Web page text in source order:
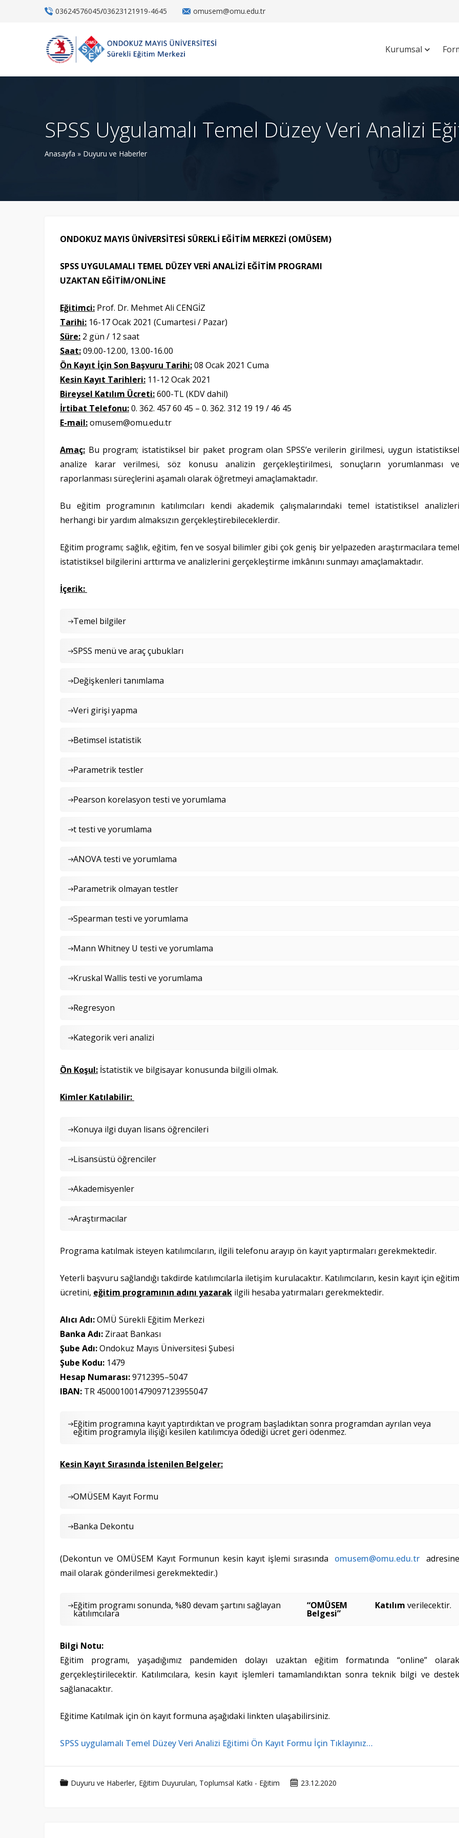
03624576045/03623121919-4645 omusem@omu.edu.tr
Kurumsal
SPSS Uygulamalı Temel Düzey Veri Analizi
Anasayfa » Duyuru ve Haberler
ONDOKUZ MAYIS ÜNİVERSİTESİ SÜREKLİ EĞİTİM MERKEZİ (OMÜSEM)
SPSS UYGULAMALI TEMEL DÜZEY VERİ ANALİZİ EĞİTİM PROGRAMI
UZAKTAN EĞİTİM/ONLİNE
Eğitimci: Prof. Dr. Mehmet Ali CENGİZ
Tarihi: 16-17 Ocak 2021 (Cumartesi / Pazar)
Süre: 2 gün / 12 saat
Saat:09.00-12.00, 13.00-16.00
Ön Kayıt İçin Son Başvuru Tarihi:08 Ocak 2021 Cuma
Kesin Kayıt Tarihleri: 11-12 Ocak 2021
Bireysel Katılım Ücreti:600-TL (KDV dahil)
İrtibat Telefonu:0. 362. 457 60 45 – 0. 362. 312 19 19 / 46 45
E-mail:omusem@omu.edu.tr
Amaç: Bu program; istatistiksel bir paket program olan SPSS’e verilerin girilmesi, uygun istatistiksel
analize karar verilmesi, söz konusu analizin gerçekleştirilmesi, sonuçların yorumlanması ve
raporlanması süreçlerini aşamalı olarak öğretmeyi amaçlamaktadır.
Bu eğitim programının katılımcıları kendi akademik çalışmalarındaki temel istatistiksel analizleri
herhangi bir yardım almaksızın gerçekleştirebileceklerdir.
Eğitim programı; sağlık, eğitim, fen ve sosyal bilimler gibi çok geniş bir yelpazeden araştırmacılara temel
istatistiksel bilgilerini arttırma ve analizlerini gerçekleştirme imkânını sunmayı amaçlamaktadır.
İçerik:
Temel bilgiler
SPSS menü ve araç çubukları
Değişkenleri tanımlama
Veri girişi yapma
Betimsel istatistik
Parametrik testler
Pearson korelasyon testi ve yorumlama
t testi ve yorumlama
ANOVA testi ve yorumlama
Parametrik olmayan testler
Spearman testi ve yorumlama
Mann Whitney U testi ve yorumlama
Kruskal Wallis testi ve yorumlama
Regresyon
Kategorik veri analizi
Ön Koşul: İstatistik ve bilgisayar konusunda bilgili olmak.
Kimler Katılabilir:
Konuya ilgi duyan lisans öğrencileri
Lisansüstü öğrenciler
Akademisyenler
Araştırmacılar
Programa katılmak isteyen katılımcıların, ilgili telefonu arayıp ön kayıt yaptırmaları gerekmektedir.
Yeterli başvuru sağlandığı takdirde katılımcılarla iletişim kurulacaktır. Katılımcıların, kesin kayıt için eğitim
ücretini, eğitim programının adını yazarak ilgili hesaba yatırmaları gerekmektedir.
Alıcı Adı:OMÜ Sürekli Eğitim Merkezi
Banka Adı: Ziraat Bankası
Şube Adı:Ondokuz Mayıs Üniversitesi Şubesi
Şube Kodu: 1479
Hesap Numarası:9712395–5047
IBAN: TR 450001001479097123955047
Eğitim programına kayıt yaptırdıktan ve program başladıktan sonra programdan ayrılan veya
eğitim programıyla ilişiği kesilen katılımcıya ödediği ücret geri ödenmez.
Kesin Kayıt Sırasında İstenilen Belgeler:
OMÜSEM Kayıt Formu
Banka Dekontu
(Dekontun ve OMÜSEM Kayıt Formunun kesin kayıt işlemi sırasında omusem@omu.edu.tr
mail olarak gönderilmesi gerekmektedir.)
Eğitim programı sonunda, %80 devam şartını sağlayan
katılımcılara
“OMÜSEM Katılım
Belgesi”
verilecektir.
Bilgi Notu:
Eğitim programı, yaşadığımız pandemiden dolayı uzaktan eğitim formatında “online” olarak
gerçekleştirilecektir. Katılımcılara, kesin kayıt işlemleri tamamlandıktan sonra teknik bilgi ve destek
sağlanacaktır.
Eğitime Katılmak için ön kayıt formuna aşağıdaki linkten ulaşabilirsiniz.
SPSS uygulamalı Temel Düzey Veri Analizi Eğitimi Ön Kayıt Formu İçin Tıklayınız…
Duyuru ve Haberler, Eğitim Duyuruları, Toplumsal Katkı - Eğitim 23.12.2020